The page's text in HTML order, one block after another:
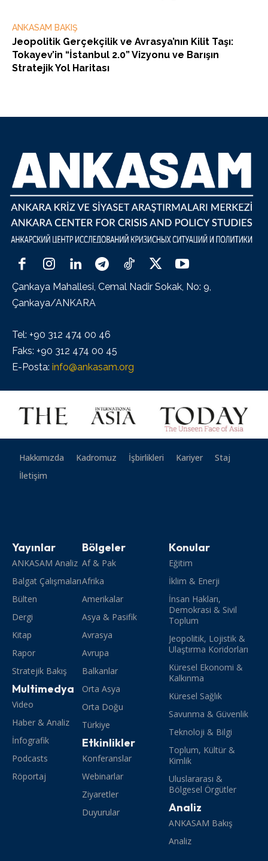
ANKASAM BAKIŞ
Jeopolitik Gerçekçilik ve Avrasya’nın Kilit Taşı:
Tokayev’in “İstanbul 2.0” Vizyonu ve Barışın
Stratejik Yol Haritası
Çankaya Mahallesi, Cemal Nadir Sokak, No: 9,
Çankaya/ANKARA
Tel: +90 312 474 00 46
Faks: +90 312 474 00 45
E-Posta: info@ankasam.org
Hakkımızda Kadromuz İşbirlikleri Kariyer
Staj
İletişim
Yayınlar
ANKASAM Analiz
Balgat Çalışmaları
Bülten
Dergi
Kitap
Rapor
Stratejik Bakış
Multimedya
Video
Haber & Analiz
İnfografik
Podcasts
Röportaj
Bölgeler
Af & Pak
Afrika
Amerikalar
Asya & Pasifik
Avrasya
Avrupa
Balkanlar
Orta Asya
Orta Doğu
Türkiye
Etkinlikler
Konferanslar
Webinarlar
Ziyaretler
Duyurular
Konular
Eğitim
İklim & Enerji
İnsan Hakları,
Demokrasi & Sivil
Toplum
Jeopolitik, Lojistik &
Ulaştırma Koridorları
Küresel Ekonomi &
Kalkınma
Küresel Sağlık
Savunma & Güvenlik
Teknoloji & Bilgi
Toplum, Kültür &
Kimlik
Uluslararası &
Bölgesel Örgütler
Analiz
ANKASAM Bakış
Analiz